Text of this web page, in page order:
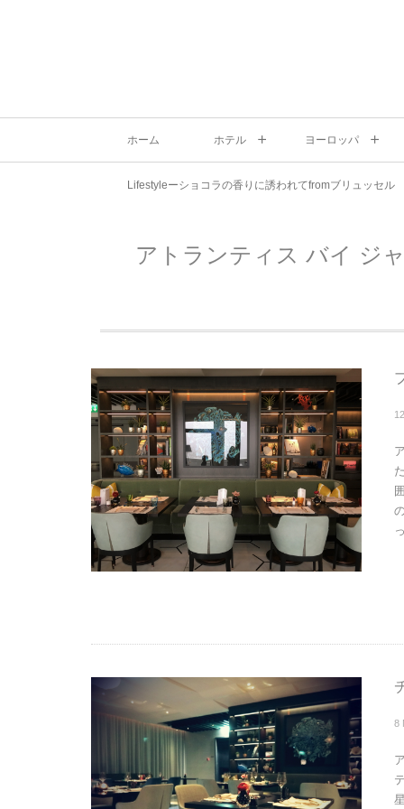
ホーム ホテル ヨーロッパ
Lifestyleーショコラの香りに誘われてfromブリュッセル
アトランティス バイ ジ
12
8